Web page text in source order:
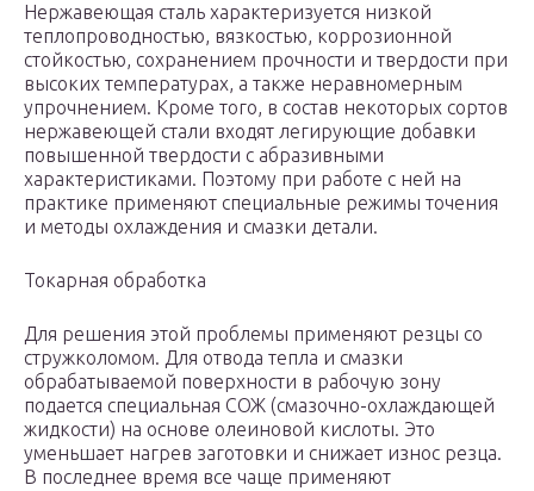
Нержавеющая сталь характеризуется низкой
теплопроводностью, вязкостью, коррозионной
стойкостью, сохранением прочности и твердости при
высоких температурах, а также неравномерным
упрочнением. Кроме того, в состав некоторых сортов
нержавеющей стали входят легирующие добавки
повышенной твердости с абразивными
характеристиками. Поэтому при работе с ней на
практике применяют специальные режимы точения
и методы охлаждения и смазки детали.
Токарная обработка
Для решения этой проблемы применяют резцы со
стружколомом. Для отвода тепла и смазки
обрабатываемой поверхности в рабочую зону
подается специальная СОЖ (смазочно-охлаждающей
жидкости) на основе олеиновой кислоты. Это
уменьшает нагрев заготовки и снижает износ резца.
В последнее время все чаще применяют